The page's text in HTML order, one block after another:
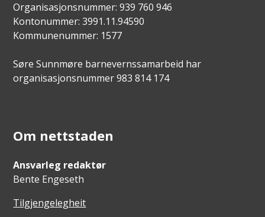
Organisasjonsnummer: 939 760 946
Kontonummer: 3991.11.94590
Kommunenummer: 1577
Søre Sunnmøre barnevernssamarbeid har
organisasjonsnummer 983 814 174
Om nettstaden
Ansvarleg redaktør
Bente Engeseth
Tilgjengelegheit